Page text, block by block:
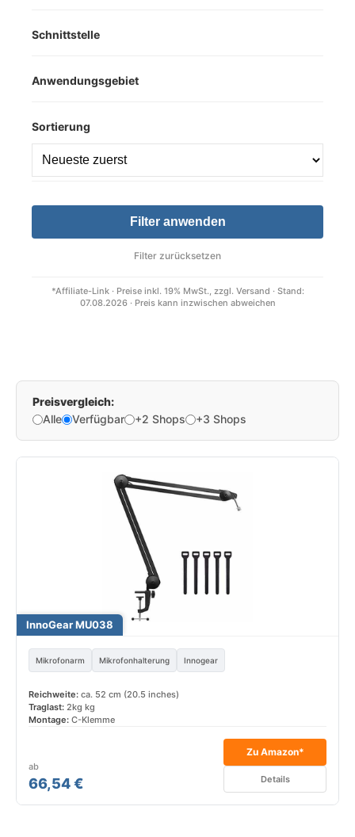
Schnittstelle
Anwendungsgebiet
Sortierung
Filter anwenden
Filter zurücksetzen
*Affiliate-Link · Preise inkl. 19% MwSt., zzgl. Versand · Stand:
07.08.2026 · Preis kann inzwischen abweichen
Preisvergleich:
Alle
Verfügbar +2 Shops +3 Shops
InnoGear MU038
Mikrofonarm Mikrofonhalterung Innogear
Reichweite: ca. 52 cm (20.5 inches)
Traglast: 2kg kg
Montage: C-Klemme
ab
66,54 €
Zu Amazon*
Details